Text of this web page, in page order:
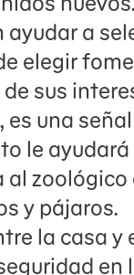
a
elegir
sus
una
le
y pájaros.
la casa y
en